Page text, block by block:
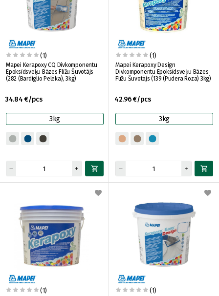
(1)
Mapei Kerapoxy CQ Divkomponentu
Epoksīdsveķu Bāzes Flīžu Šuvotājs
(282 (Bardiglio Pelēka), 3kg)
34.84 €/pcs
3kg
(1)
Mapei Kerapoxy Design
Divkomponentu Epoksīdsveķu Bāzes
Flīžu Šuvotājs (139 (Pūdera Rozā) 3kg)
42.96 €/pcs
3kg
(1) (1)